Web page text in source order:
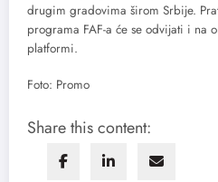
drugim gradovima širom Srbije.
programa FAF-a će se odvijati i na
platformi.
Foto: Promo
Share this content: